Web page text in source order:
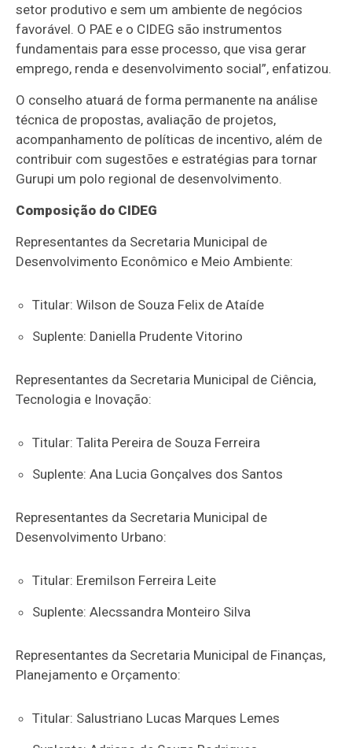
setor produtivo e sem um ambiente de negócios
favorável. O PAE e o CIDEG são instrumentos
fundamentais para esse processo, que visa gerar
emprego, renda e desenvolvimento social”, enfatizou.
O conselho atuará de forma permanente na análise
técnica de propostas, avaliação de projetos,
acompanhamento de políticas de incentivo, além de
contribuir com sugestões e estratégias para tornar
Gurupi um polo regional de desenvolvimento.
Composição do CIDEG
Representantes da Secretaria Municipal de
Desenvolvimento Econômico e Meio Ambiente:
Titular: Wilson de Souza Felix de Ataíde
Suplente: Daniella Prudente Vitorino
Representantes da Secretaria Municipal de Ciência,
Tecnologia e Inovação:
Titular: Talita Pereira de Souza Ferreira
Suplente: Ana Lucia Gonçalves dos Santos
Representantes da Secretaria Municipal de
Desenvolvimento Urbano:
Titular: Eremilson Ferreira Leite
Suplente: Alecssandra Monteiro Silva
Representantes da Secretaria Municipal de Finanças,
Planejamento e Orçamento:
Titular: Salustriano Lucas Marques Lemes